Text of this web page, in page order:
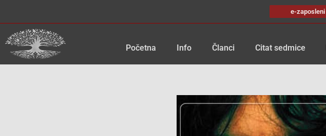
to
content
e-zaposleni
Početna Info Članci Citat sedmice